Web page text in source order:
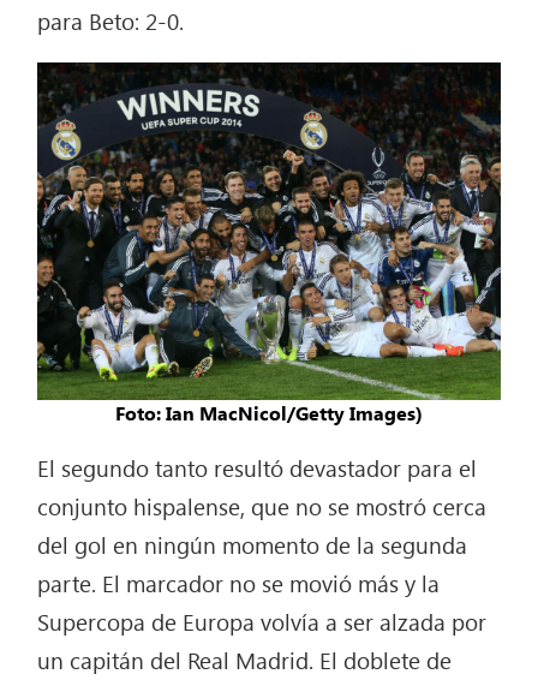
para Beto: 2-0.
Foto: Ian MacNicol/Getty Images)
El segundo tanto resultó devastador para el
conjunto hispalense, que no se mostró cerca
del gol en ningún momento de la segunda
parte. El marcador no se movió más y la
Supercopa de Europa volvía a ser alzada por
un capitán del Real Madrid. El doblete de